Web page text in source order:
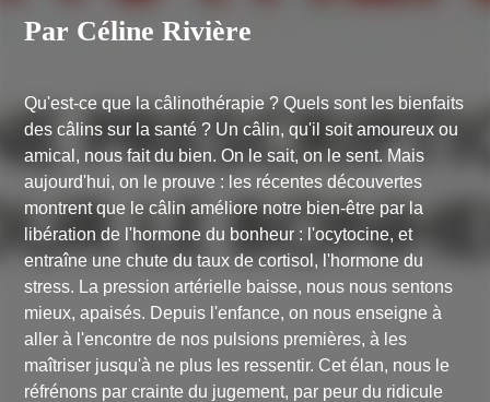
Par Céline Rivière
Qu'est-ce que la câlinothérapie ? Quels sont les bienfaits
des câlins sur la santé ? Un câlin, qu'il soit amoureux ou
amical, nous fait du bien. On le sait, on le sent. Mais
aujourd'hui, on le prouve : les récentes découvertes
montrent que le câlin améliore notre bien-être par la
libération de l'hormone du bonheur : l'ocytocine, et
entraîne une chute du taux de cortisol, l'hormone du
stress. La pression artérielle baisse, nous nous sentons
mieux, apaisés. Depuis l'enfance, on nous enseigne à
aller à l'encontre de nos pulsions premières, à les
maîtriser jusqu'à ne plus les ressentir. Cet élan, nous le
réfrénons par crainte du jugement, par peur du ridicule